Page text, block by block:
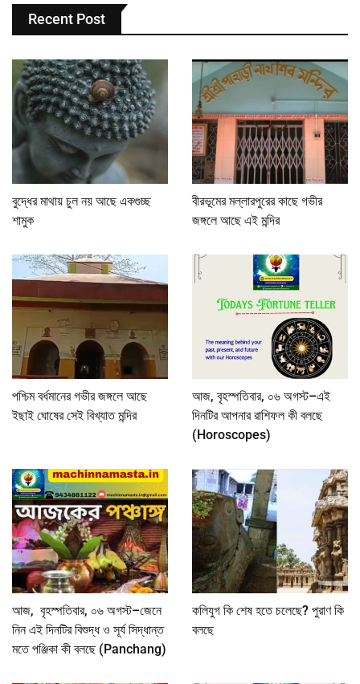
Recent Post
বুদ্ধের মাথায় চুল নয় আছে একগুচ্ছ
শামুক
বীরভূমের মল্লারপুরের কাছে গভীর
জঙ্গলে আছে এই মন্দির
পশ্চিম বর্ধমানের গভীর জঙ্গলে আছে
ইছাই ঘোষের সেই বিখ্যাত মন্দির
আজ, বৃহস্পতিবার, ০৬ অগস্ট–এই
দিনটির আপনার রাশিফল কী বলছে
(Horoscopes)
আজ, বৃহস্পতিবার, ০৬ অগস্ট–জেনে
নিন এই দিনটির বিশুদ্ধ ও সূর্য সিদ্ধান্ত
মতে পঞ্জিকা কী বলছে (Panchang)
কলিযুগ কি শেষ হতে চলেছে? পুরাণ কি
বলছে